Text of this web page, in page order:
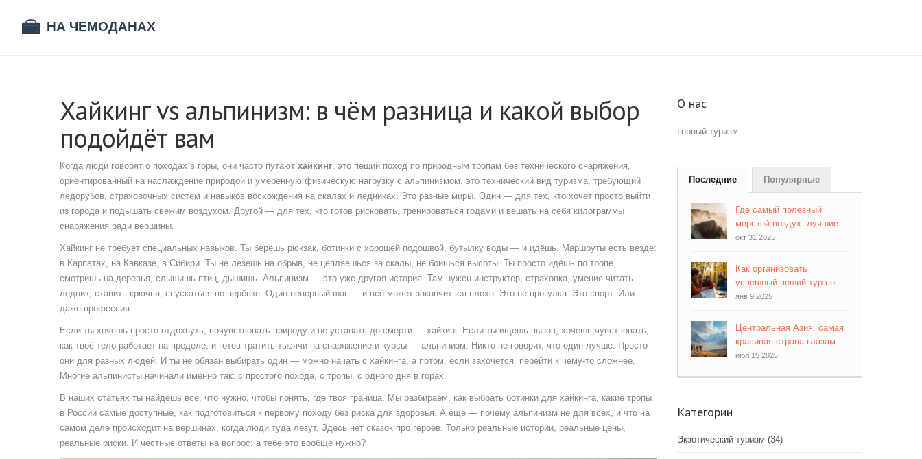
Хайкинг vs альпинизм: в чём разница и какой выбор
подойдёт вам
Когда люди говорят о походах в горы, они часто путают хайкинг, это пеший поход по природным тропам без технического снаряжения,
ориентированный на наслаждение природой и умеренную физическую нагрузку с альпинизмом, это технический вид туризма, требующий
ледорубов, страховочных систем и навыков восхождения на скалах и ледниках. Это разные миры. Один — для тех, кто хочет просто выйти
из города и подышать свежим воздухом. Другой — для тех, кто готов рисковать, тренироваться годами и вешать на себя килограммы
снаряжения ради вершины.
Хайкинг не требует специальных навыков. Ты берёшь рюкзак, ботинки с хорошей подошвой, бутылку воды — и идёшь. Маршруты есть везде:
в Карпатах, на Кавказе, в Сибири. Ты не лезешь на обрыв, не цепляешься за скалы, не боишься высоты. Ты просто идёшь по тропе,
смотришь на деревья, слышишь птиц, дышишь. Альпинизм — это уже другая история. Там нужен инструктор, страховка, умение читать
ледник, ставить крючья, спускаться по верёвке. Один неверный шаг — и всё может закончиться плохо. Это не прогулка. Это спорт. Или
даже профессия.
Если ты хочешь просто отдохнуть, почувствовать природу и не уставать до смерти — хайкинг. Если ты ищешь вызов, хочешь чувствовать,
как твоё тело работает на пределе, и готов тратить тысячи на снаряжение и курсы — альпинизм. Никто не говорит, что один лучше. Просто
они для разных людей. И ты не обязан выбирать один — можно начать с хайкинга, а потом, если захочется, перейти к чему-то сложнее.
Многие альпинисты начинали именно так: с простого похода, с тропы, с одного дня в горах.
В наших статьях ты найдёшь всё, что нужно, чтобы понять, где твоя граница. Мы разбираем, как выбрать ботинки для хайкинга, какие тропы
в России самые доступные, как подготовиться к первому походу без риска для здоровья. А ещё — почему альпинизм не для всех, и что на
самом деле происходит на вершинах, когда люди туда лезут. Здесь нет сказок про героев. Только реальные истории, реальные цены,
реальные риски. И честные ответы на вопрос: а тебе это вообще нужно?
О нас
Горный туризм
Последние Популярные
Где самый полезный
морской воздух: лучшие
места для здоровья и
окт 31 2025
Как организовать
успешный пеший тур по
методике хантинга
янв 9 2025
Центральная Азия: самая
красивая страна глазами
путешественника
июл 15 2025
Категории
Экзотический туризм (34)